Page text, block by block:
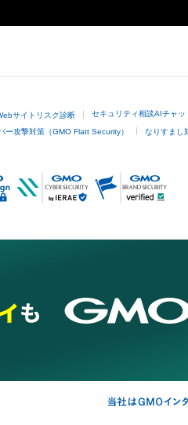
サイトリスク診断 セキュリティ相談AIチャッ
ー攻撃対策（GMO Flatt Security） なりすまし